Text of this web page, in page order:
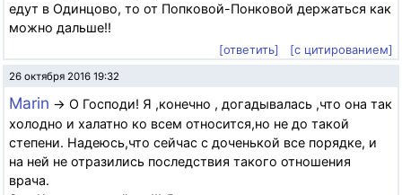
едут в Одинцово, то от Попковой-Понковой держаться как
можно дальше!!
[ответить] [с цитированием]
26 октября 2016 19:32
Marin → О Господи! Я ,конечно , догадывалась ,что она так
холодно и халатно ко всем относится,но не до такой
степени. Надеюсь,что сейчас с доченькой все порядке, и
на ней не отразились последствия такого отношения
врача.